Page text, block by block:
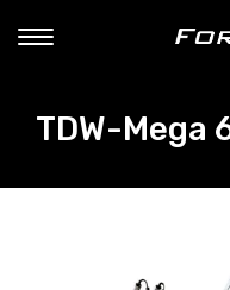
TDW-Mega